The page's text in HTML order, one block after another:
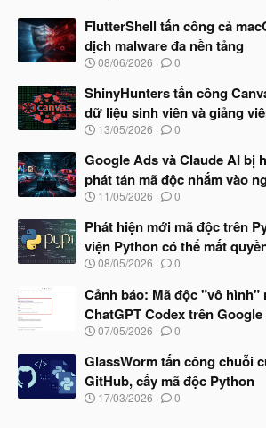
FlutterShell tấn công cả
dịch malware đa nền tảng
N
à
b
ắ
đ
ầ
u
08/06/2026 0
ShinyHunters tấn công
dữ liệu sinh viên và giảng
N
à
b
ắ
đ
ầ
u
13/05/2026 0
Google Ads và Claude AI bị
phát tán mã độc nhắm vào
N
à
b
ắ
đ
ầ
u
11/05/2026 0
Phát hiện mới mã độc trên
viện Python có thể mất
N
à
b
ắ
đ
ầ
u
08/05/2026 0
Cảnh báo: Mã độc "vô hình"
ChatGPT Codex trên
N
à
b
ắ
07/05/2026 0
GlassWorm tấn công chuỗi
GitHub, cấy mã độc Python
N
17/03/2026 0